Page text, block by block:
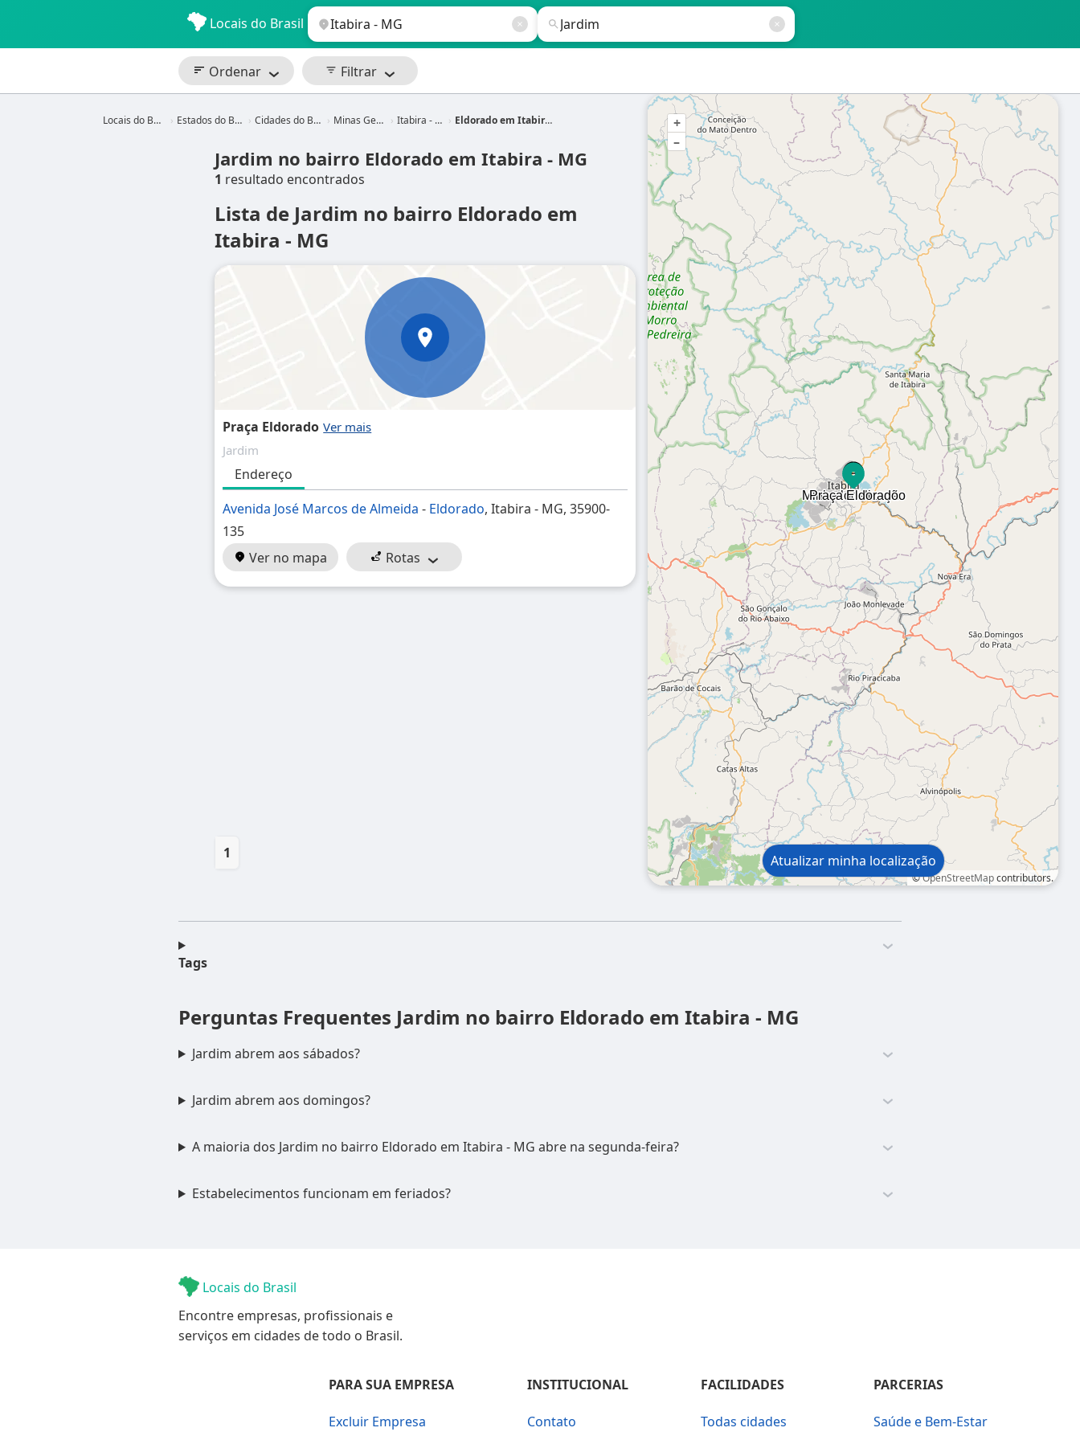
Locais do Brasil
Ordenar Filtrar
Locais do Brasil Estados do Brasil Cidades do Brasil Minas Gerais Itabira - MG Eldorado em Itabira - MG
Jardim no bairro Eldorado em Itabira - MG
1 resultado encontrados
Lista de Jardim no bairro Eldorado em
Itabira - MG
Praça Eldorado
Jardim
Endereço
Avenida José Marcos de Almeida - Eldorado, Itabira - MG, 35900-
135
Ver no mapa
Rotas
1
+
–
©OpenStreetMapcontributors.
Atualizar minha localização
Tags
Perguntas Frequentes Jardim no bairro Eldorado em Itabira - MG
Jardim abrem aos sábados?
Jardim abrem aos domingos?
A maioria dos Jardim no bairro Eldorado em Itabira - MG abre na segunda-feira?
Estabelecimentos funcionam em feriados?
Locais do Brasil
Encontre empresas, profissionais e
serviços em cidades de todo o Brasil.
PARA SUA EMPRESA
Excluir Empresa
INSTITUCIONAL
Contato
FACILIDADES
Todas cidades
PARCERIAS
Saúde e Bem-Estar